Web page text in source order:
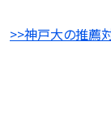
>>神戸大の推薦